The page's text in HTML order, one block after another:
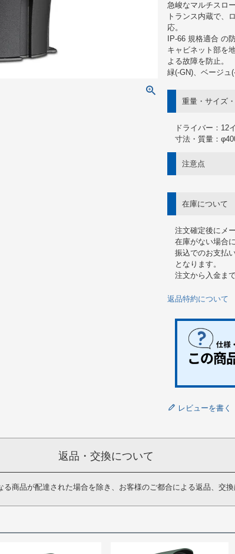
急峻なマルチスロ
トランス内蔵で、
応。
IP-66 規格適合 の
キャビネット部を
よる故障を防止。
緑(-GN)、ベージュ
重量・サイズ
ドライバー：12
寸法・質量：
注意点
在庫について
注文確定後にメ
在庫がない場合
振込でのお支払
となります。
注文から入金ま
返品特約について
レビューを書く
返品・交換について
商品が配達された場合を除き、お客様のご都合による返品、交換